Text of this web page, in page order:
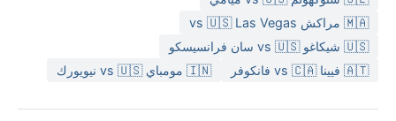
🇲🇦 مراكش vs 🇺🇸 Las Vegas
🇺🇸 شيكاغو vs 🇺🇸 سان فرانسيسكو
🇦🇹 فيينا vs 🇨🇦 فانكوفر
🇮🇳 مومباي vs 🇺🇸 نيويورك